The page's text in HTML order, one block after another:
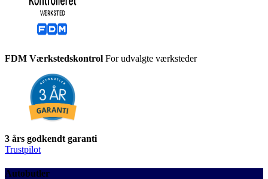
FDM Værkstedskontrol For udvalgte værksteder
3 års godkendt garanti
Trustpilot
Autobutler